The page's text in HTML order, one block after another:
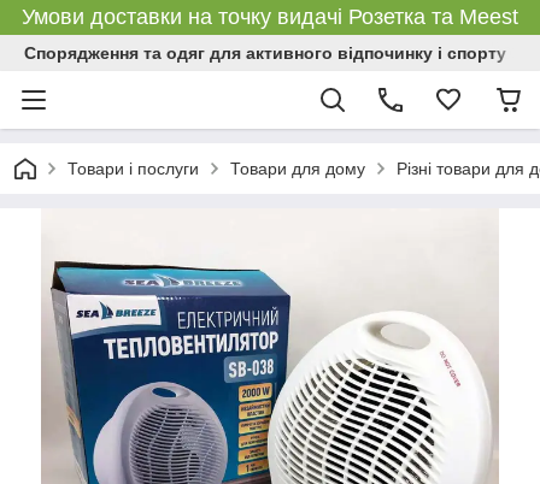
Умови доставки на точку видачі Розетка та Meest
Спорядження та одяг для активного відпочинку і спорту
Товари і послуги Товари для дому Різні товари для